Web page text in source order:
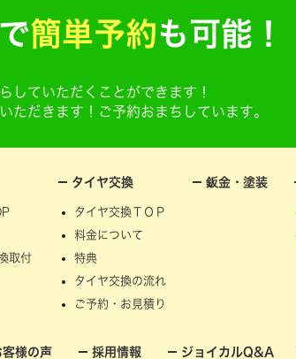
簡単予約も可能！
していただくことができます！
ただきます！ご予約おまちしています。
取付
タイヤ交換
タイヤ交換ＴＯＰ
料金について
特典
タイヤ交換の流れ
ご予約・お見積り
鈑金・塗装
客様の声 採用情報 ジョイカルQ&A